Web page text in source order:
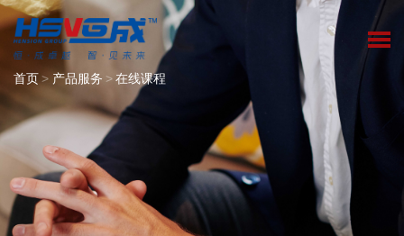
首页 > 产品服务 > 在线课程